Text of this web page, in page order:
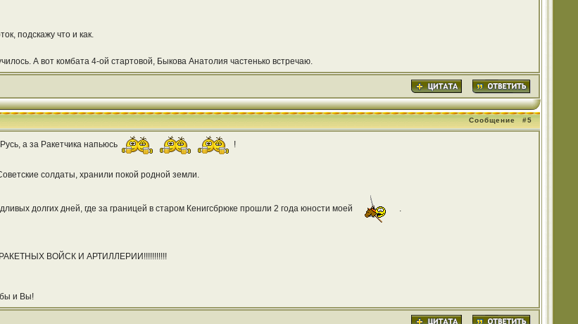
подскажу что и как.
А вот комбата 4-ой стартовой, Быкова Анатолия частенько встречаю.
Сообщение #5
а за Ракетчика напьюсь !
солдаты, хранили покой родной земли.
долгих дней, где за границей в старом Кенигсбрюке прошли 2 года юности моей .
РАКЕТНЫХ ВОЙСК И АРТИЛЛЕРИИ!!!!!!!!!!!
и Вы!